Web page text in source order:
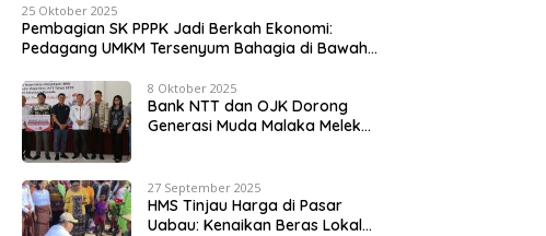
25 Oktober 2025
Pembagian SK PPPK Jadi Berkah Ekonomi:
Pedagang UMKM Tersenyum Bahagia di Bawah
8 Oktober 2025
Bank NTT dan OJK Dorong
Generasi Muda Malaka Melek
27 September 2025
HMS Tinjau Harga di Pasar
Uabau: Kenaikan Beras Lokal